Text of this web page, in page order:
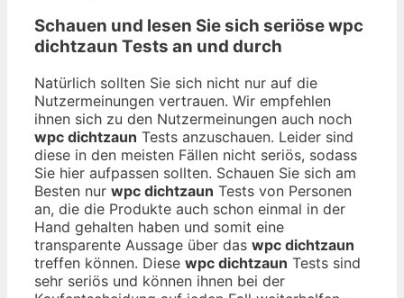
Schauen und lesen Sie sich seriösewpc
dichtzaun Tests an und durch
Natürlich sollten Sie sich nicht nur auf die
Nutzermeinungen vertrauen. Wir empfehlen
ihnen sich zu den Nutzermeinungen auch noch
wpc dichtzaun Tests anzuschauen. Leider sind
diese in den meisten Fällen nicht seriös, sodass
Sie hier aufpassen sollten. Schauen Sie sich am
Besten nur wpc dichtzaun Tests von Personen
an, die die Produkte auch schon einmal in der
Hand gehalten haben und somit eine
transparente Aussage über das wpc dichtzaun
treffen können. Diese wpc dichtzaun Tests sind
sehr seriös und können ihnen bei der